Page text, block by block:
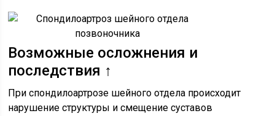
Возможные осложнения и
последствия ↑
При спондилоартрозе шейного отдела происходит
нарушение структуры и смещение суставов